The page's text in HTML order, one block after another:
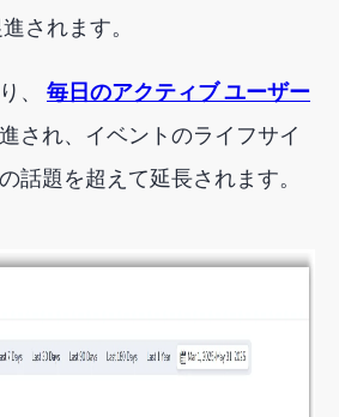
されます。
、
毎日のアクティブ ユーザー
され、イベントのライフサイ
話題を超えて延長されます。